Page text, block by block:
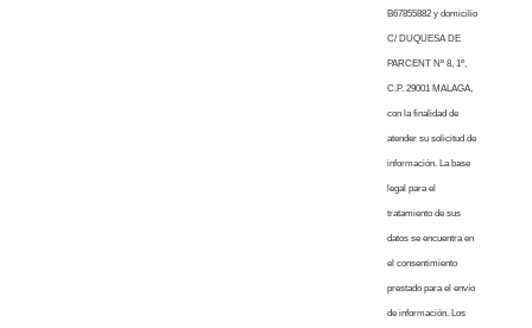
B67855882 y domicilio
C/ DUQUESA DE
PARCENT Nº 8, 1º,
C.P. 29001 MALAGA,
con la finalidad de
atender su solicitud de
información. La base
legal para el
tratamiento de sus
datos se encuentra en
el consentimiento
prestado para el envío
de información. Los